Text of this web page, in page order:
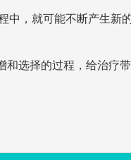
中，就可能不断产生新
选择的过程，给治疗带